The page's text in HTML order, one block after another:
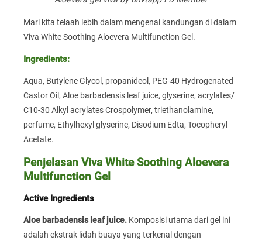
Mari kita telaah lebih dalam mengenai kandungan di dalam
Viva White Soothing Aloevera Multifunction Gel.
Ingredients:
Aqua, Butylene Glycol, propanideol, PEG-40 Hydrogenated
Castor Oil, Aloe barbadensis leaf juice, glyserine, acrylates/
C10-30 Alkyl acrylates Crospolymer, triethanolamine,
perfume, Ethylhexyl glyserine, Disodium Edta, Tocopheryl
Acetate.
Penjelasan Viva White Soothing Aloevera
Multifunction Gel
Active Ingredients
Aloe barbadensis leaf juice. Komposisi utama dari gel ini
adalah ekstrak lidah buaya yang terkenal dengan